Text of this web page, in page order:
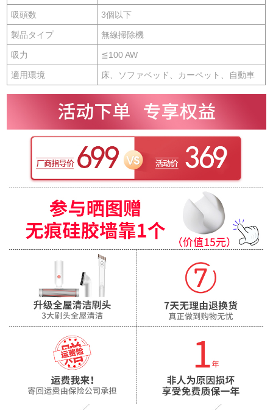
吸頭数 3個以下
製品タイプ 無線掃除機
吸力 ≦100 AW
適用環境 床、ソファベッド、カーペット、自動車